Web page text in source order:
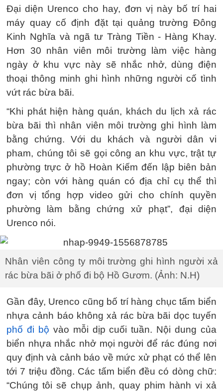
Đại diện Urenco cho hay, đơn vị này bố trí hai
máy quay cố định đặt tại quảng trường Đông
Kinh Nghĩa và ngã tư Tràng Tiền - Hàng Khay.
Hơn 30 nhân viên môi trường làm việc hàng
ngày ở khu vực này sẽ nhắc nhở, dùng điện
thoại thông minh ghi hình những người cố tình
vứt rác bừa bãi.
“Khi phát hiện hàng quán, khách du lịch xả rác
bừa bãi thì nhân viên môi trường ghi hình làm
bằng chứng. Với du khách và người dân vi
pham, chúng tôi sẽ gọi công an khu vực, trật tự
phường trực ở hồ Hoàn Kiếm đến lập biên bản
ngay; còn với hàng quán có địa chỉ cụ thể thì
đơn vị tổng hợp video gửi cho chính quyền
phường làm bằng chứng xử phạt”, đại diện
Urenco nói.
Nhân viên công ty môi trường ghi hình người xả
rác bừa bãi ở phố đi bộ Hồ Gươm. (Ảnh: N.H)
Gần đây, Urenco cũng bố trí hàng chục tấm biển
nhựa cảnh báo không xả rác bừa bãi dọc tuyến
phố đi bộ vào mỗi dịp cuối tuần. Nội dung của
biển nhựa nhắc nhở mọi người để rác đúng nơi
quy định và cảnh báo về mức xử phạt có thể lên
tới 7 triệu đồng. Các tấm biển đều có dòng chữ:
“Chúng tôi sẽ chụp ảnh, quay phim hành vi xả